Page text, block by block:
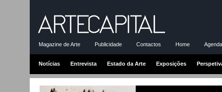
Magazine de Arte Publicidade Contactos Home
Notícias Entrevista Estado da Arte Exposições